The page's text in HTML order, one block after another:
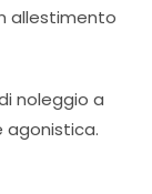
allestimento
noleggio a
agonistica.